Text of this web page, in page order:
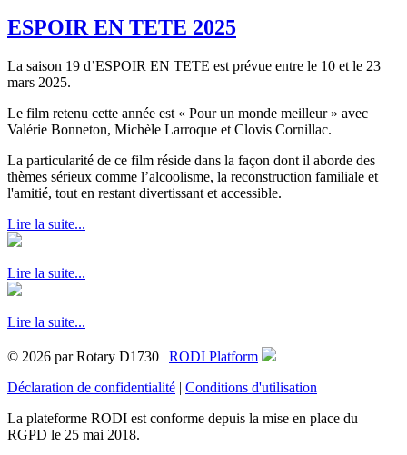
ESPOIR EN TETE 2025
La saison 19 d’ESPOIR EN TETE est prévue entre le 10 et le 23
mars 2025.
Le film retenu cette année est « Pour un monde meilleur » avec
Valérie Bonneton, Michèle Larroque et Clovis Cornillac.
La particularité de ce film réside dans la façon dont il aborde des
thèmes sérieux comme l’alcoolisme, la reconstruction familiale et
l'amitié, tout en restant divertissant et accessible.
Lire la suite...
Lire la suite...
Lire la suite...
© 2026 par Rotary D1730 | RODI Platform
Déclaration de confidentialité | Conditions d'utilisation
La plateforme RODI est conforme depuis la mise en place du
RGPD le 25 mai 2018.